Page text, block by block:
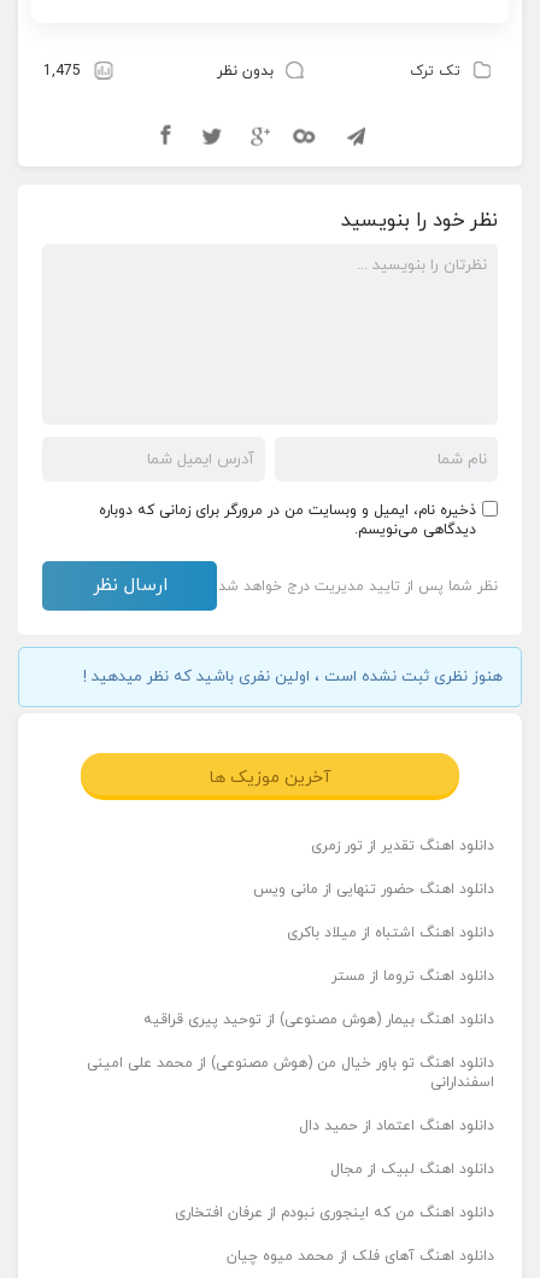
تک ترک بدون نظر 1,475
نظر خود را بنویسید
ذخیره نام، ایمیل و وبسایت من در مرورگر برای زمانی که دوباره
دیدگاهی می‌نویسم.
نظر شما پس از تایید مدیریت درج خواهد شد
هنوز نظری ثبت نشده است ، اولین نفری باشید که نظر میدهید !
آخرین موزیک ها
دانلود اهنگ تقدیر از تور زمری
دانلود اهنگ حضور تنهایی از مانی ویس
دانلود اهنگ اشتباه از میلاد باکری
دانلود اهنگ تروما از مستر
دانلود اهنگ بیمار (هوش مصنوعی) از توحید پیری قراقیه
دانلود اهنگ تو باور خیال من (هوش مصنوعی) از محمد علی امینی
اسفندارانی
دانلود اهنگ اعتماد از حمید دال
دانلود اهنگ لبیک از مجال
دانلود اهنگ من که اینجوری نبودم از عرفان افتخاری
دانلود اهنگ آهای فلک از محمد میوه چیان